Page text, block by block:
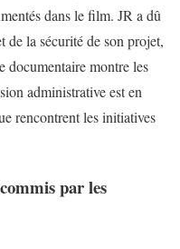
dans le film. JR a dû
de la sécurité de son projet,
documentaire montre les
administrative est en
rencontrent les initiatives
par les